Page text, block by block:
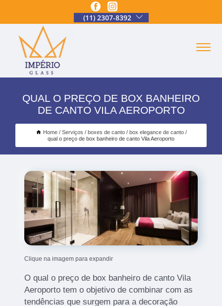
(11) 2307-8392
QUAL O PREÇO DE BOX BANHEIRO
DE CANTO VILA AEROPORTO
Home Serviços boxes de canto
box elegance de canto
qual o preço de box banheiro de canto Vila Aeroporto
Clique na imagem para expandir
O qual o preço de box banheiro de canto Vila
Aeroporto tem o objetivo de combinar com as
tendências que surgem para a decoração